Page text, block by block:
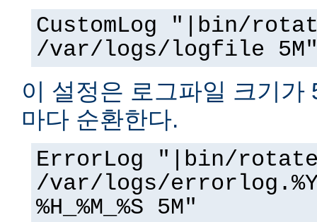
CustomLog "|bin/
/var/logs/logfile 5M"
이 설정은 로그파일 크기가
마다 순환한다.
ErrorLog "|bin/
/var/logs/errorlog.%Y-
%H_%M_%S 5M"